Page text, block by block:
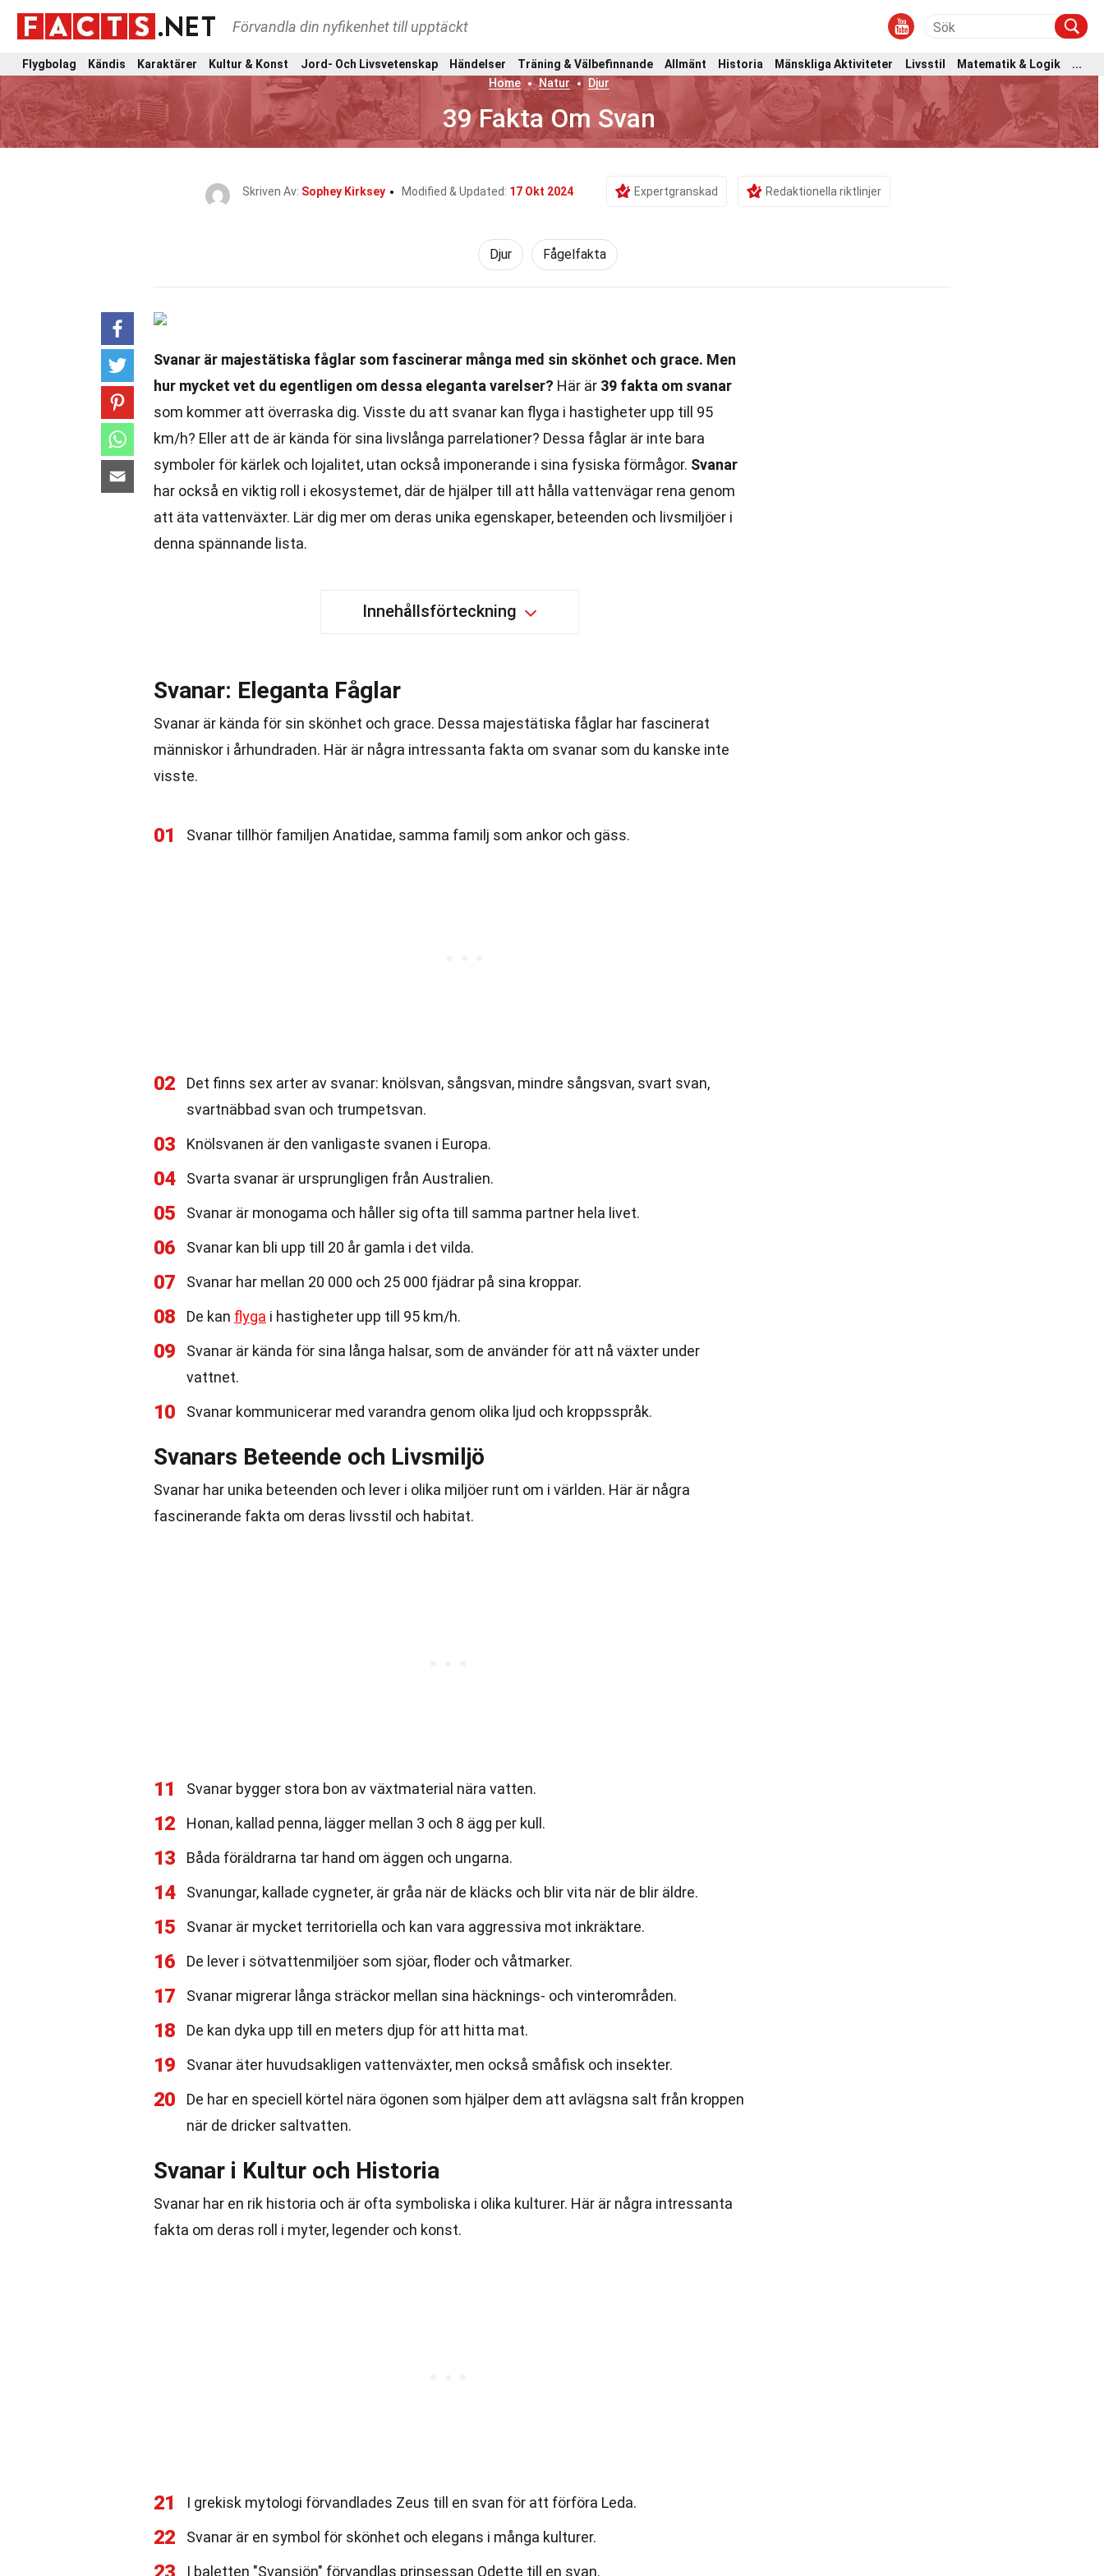
Förvandla din nyfikenhet till upptäckt
Flygbolag Kändis Karaktärer Kultur & Konst Jord- Och Livsvetenskap Händelser Träning & Välbefinnande Allmänt Historia Mänskliga Aktiviteter Livsstil Matematik & Logik
...
Home
Natur Djur
39 Fakta Om Svan
Skriven Av: Sophey Kirksey Modified & Updated: 17 Okt 2024 Expertgranskad Redaktionella riktlinjer
Djur Fågelfakta
Svanar är majestätiska fåglar som fascinerar många med sin skönhet och grace. Men
hur mycket vet du egentligen om dessa eleganta varelser? Här är 39 fakta om svanar
som kommer att överraska dig. Visste du att svanar kan flyga i hastigheter upp till 95
km/h? Eller att de är kända för sina livslånga parrelationer? Dessa fåglar är inte bara
symboler för kärlek och lojalitet, utan också imponerande i sina fysiska förmågor. Svanar
har också en viktig roll i ekosystemet, där de hjälper till att hålla vattenvägar rena genom
att äta vattenväxter. Lär dig mer om deras unika egenskaper, beteenden och livsmiljöer i
denna spännande lista.
Innehållsförteckning
Svanar: Eleganta Fåglar
Svanar är kända för sin skönhet och grace. Dessa majestätiska fåglar har fascinerat
människor i århundraden. Här är några intressanta fakta om svanar som du kanske inte
visste.
01 Svanar tillhör familjen Anatidae, samma familj som ankor och gäss.
02
Det finns sex arter av svanar: knölsvan, sångsvan, mindre sångsvan, svart svan,
svartnäbbad svan och trumpetsvan.
03 Knölsvanen är den vanligaste svanen i Europa.
04 Svarta svanar är ursprungligen från Australien.
05 Svanar är monogama och håller sig ofta till samma partner hela livet.
06 Svanar kan bli upp till 20 år gamla i det vilda.
07 Svanar har mellan 20 000 och 25 000 fjädrar på sina kroppar.
08 De kan flyga i hastigheter upp till 95 km/h.
09
Svanar är kända för sina långa halsar, som de använder för att nå växter under
vattnet.
10 Svanar kommunicerar med varandra genom olika ljud och kroppsspråk.
Svanars Beteende och Livsmiljö
Svanar har unika beteenden och lever i olika miljöer runt om i världen. Här är några
fascinerande fakta om deras livsstil och habitat.
11 Svanar bygger stora bon av växtmaterial nära vatten.
12 Honan, kallad penna, lägger mellan 3 och 8 ägg per kull.
13 Båda föräldrarna tar hand om äggen och ungarna.
14 Svanungar, kallade cygneter, är gråa när de kläcks och blir vita när de blir äldre.
15 Svanar är mycket territoriella och kan vara aggressiva mot inkräktare.
16 De lever i sötvattenmiljöer som sjöar, floder och våtmarker.
17 Svanar migrerar långa sträckor mellan sina häcknings- och vinterområden.
18 De kan dyka upp till en meters djup för att hitta mat.
19 Svanar äter huvudsakligen vattenväxter, men också småfisk och insekter.
20
De har en speciell körtel nära ögonen som hjälper dem att avlägsna salt från kroppen
när de dricker saltvatten.
Svanar i Kultur och Historia
Svanar har en rik historia och är ofta symboliska i olika kulturer. Här är några intressanta
fakta om deras roll i myter, legender och konst.
21 I grekisk mytologi förvandlades Zeus till en svan för att förföra Leda.
22 Svanar är en symbol för skönhet och elegans i många kulturer.
I baletten "Svansjön" förvandlas prinsessan Odette till en svan.